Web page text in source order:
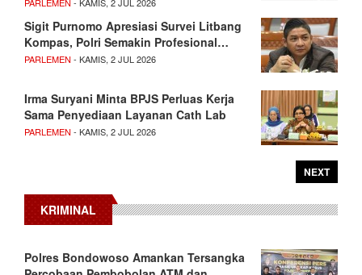
Sigit Purnomo Apresiasi Survei Litbang
Kompas, Polri Semakin Profesional…
PARLEMEN - KAMIS, 2 JUL 2026
Irma Suryani Minta BPJS Perluas Kerja
Sama Penyediaan Layanan Cath Lab
PARLEMEN - KAMIS, 2 JUL 2026
NEXT
KRIMINAL
Polres Bondowoso Amankan Tersangka